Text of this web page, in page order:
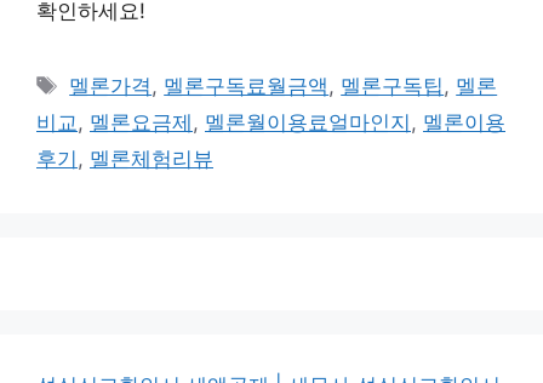
확인하세요!
태
그
멜론가격 , 멜론구독료월금액 , 멜론구독팁 , 멜론
비교 , 멜론요금제 , 멜론월이용료얼마인지 , 멜론이용
후기 , 멜론체험리뷰